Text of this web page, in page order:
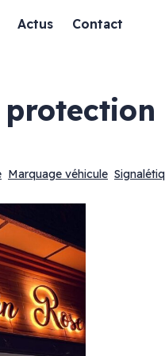
Actus Contact
Marquage véhicule